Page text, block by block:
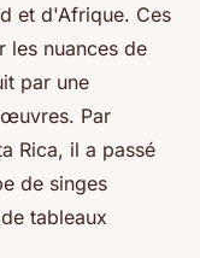
et d'Afrique. Ces
les nuances de
par une
Par
Rica, il a passé
de singes
tableaux